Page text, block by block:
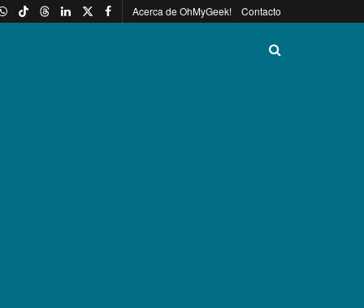
Acerca de OhMyGeek! Contacto